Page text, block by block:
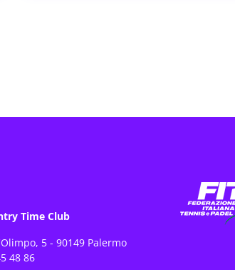
Time Club
5 - 90149 Palermo
48 86